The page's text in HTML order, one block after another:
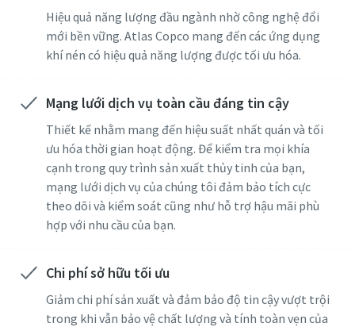
Hiệu quả năng lượng đầu ngành nhờ công nghệ đổi
mới bền vững. Atlas Copco mang đến các ứng dụng
khí nén có hiệu quả năng lượng được tối ưu hóa.
Mạng lưới dịch vụ toàn cầu đáng tin cậy
Thiết kế nhằm mang đến hiệu suất nhất quán và tối
ưu hóa thời gian hoạt động. Để kiểm tra mọi khía
cạnh trong quy trình sản xuất thủy tinh của bạn,
mạng lưới dịch vụ của chúng tôi đảm bảo tích cực
theo dõi và kiểm soát cũng như hỗ trợ hậu mãi phù
hợp với nhu cầu của bạn.
Chi phí sở hữu tối ưu
Giảm chi phí sản xuất và đảm bảo độ tin cậy vượt trội
trong khi vẫn bảo vệ chất lượng và tính toàn vẹn của